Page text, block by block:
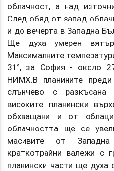
облачност, а над
След обяд от запад
и до вечерта в Западна
Ще духа умерен
Максималните
31°, за София - около
НИМХ.В планините
слънчево с
високите планински
обхващани и от
облачността ще се
масивите от
краткотрайни валежи с
планински части ще духа